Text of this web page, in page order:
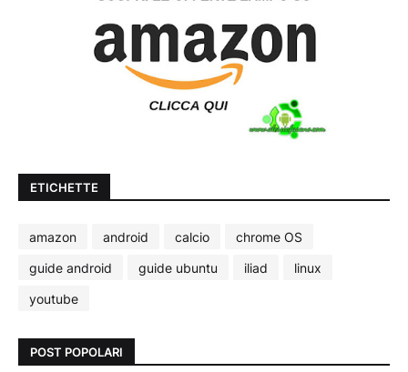
ETICHETTE
amazon android calcio
chrome OS
guide android
guide ubuntu iliad
linux
youtube
POST POPOLARI